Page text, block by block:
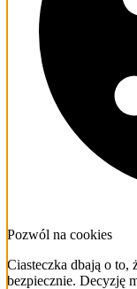
Pozwól na cookies
Ciasteczka dbają o to,
bezpiecznie. Decyzję